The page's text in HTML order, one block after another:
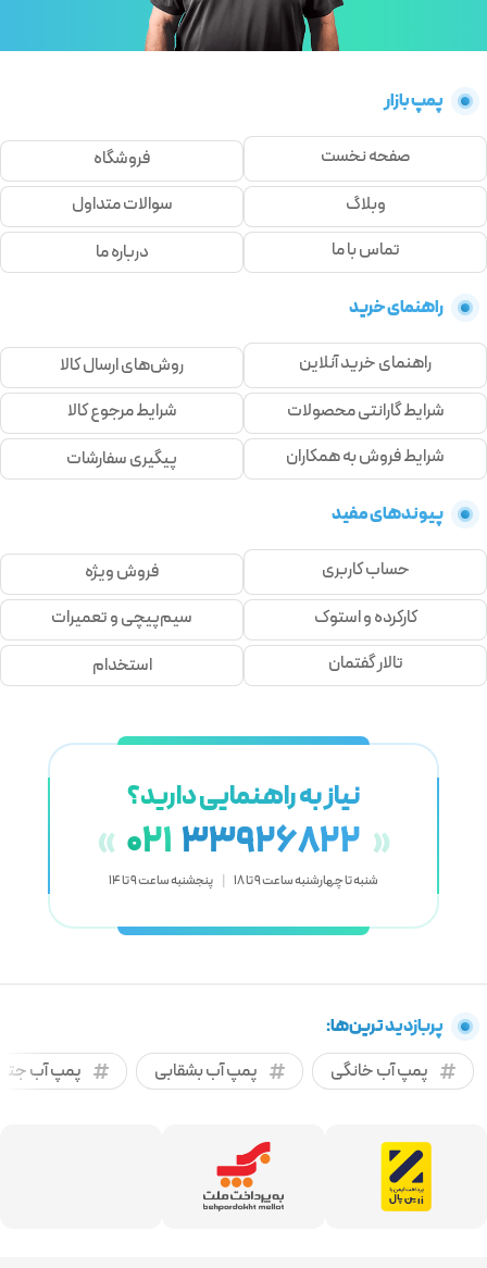
پمپ بازار
صفحه نخست
فروشگاه
وبلاگ
سوالات متداول
تماس با ما
درباره ما
راهنمای خرید
راهنمای خرید آنلاین
روش‌های ارسال کالا
شرایط گارانتی محصولات
شرایط مرجوع کالا
شرایط فروش به همکاران
پیگیری سفارشات
پیوندهای مفید
حساب کاربری
فروش ویژه
کارکرده و استوک
سیم‌پیچی و تعمیرات
تالار گفتمان
استخدام
نیاز به راهنمایی دارید؟
« 021 33926822 »
شنبه تا چهارشنبه ساعت 9 تا 18 | پنجشنبه ساعت 9 تا 14
پربازدید ترین‌ها:
پمپ آب خانگی
پمپ آب بشقابی پمپ آب